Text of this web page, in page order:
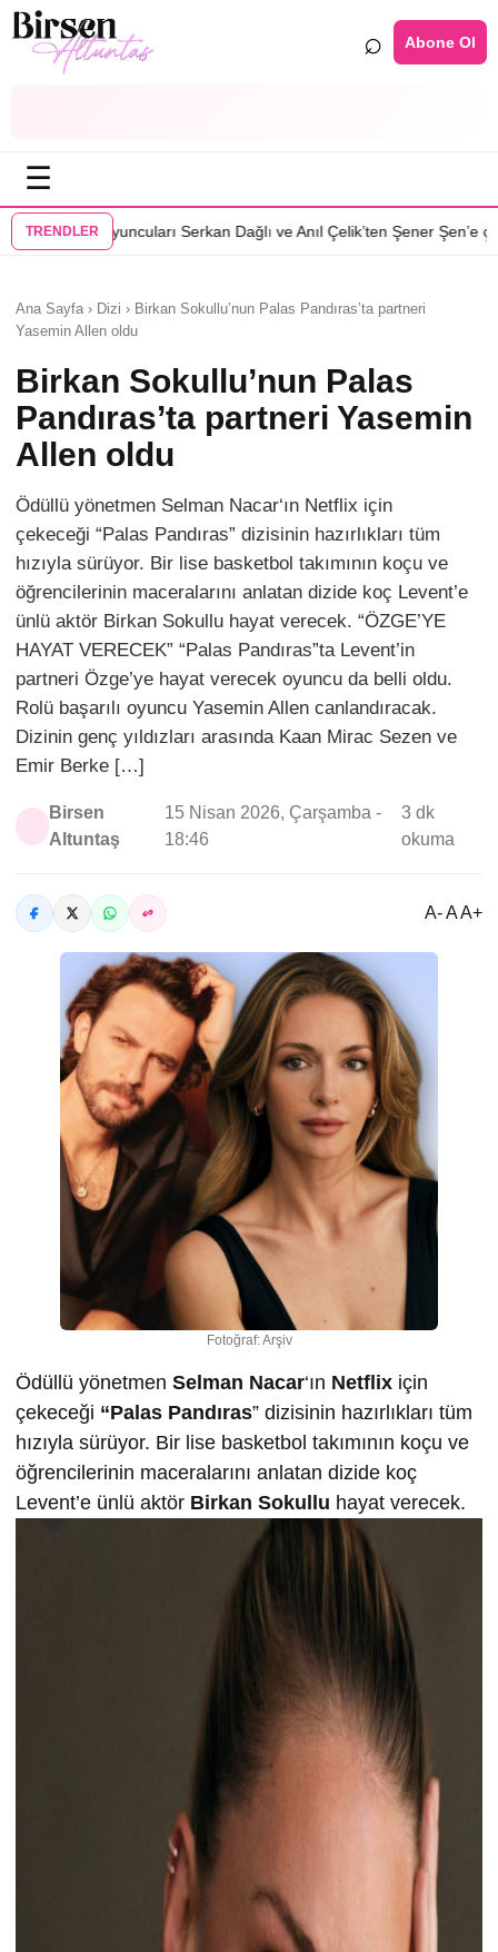
⌕ Abone Ol
☰
TRENDLER
Serkan Dağlı ve Anıl Çelik’ten Şener Şen’e çağrı•Özcan Deniz:
Ana Sayfa › Dizi › Birkan Sokullu’nun Palas Pandıras’ta partneri
Yasemin Allen oldu
Birkan Sokullu’nun Palas
Pandıras’ta partneri Yasemin
Allen oldu
Ödüllü yönetmen Selman Nacar‘ın Netflix için
çekeceği “Palas Pandıras” dizisinin hazırlıkları tüm
hızıyla sürüyor. Bir lise basketbol takımının koçu ve
öğrencilerinin maceralarını anlatan dizide koç Levent’e
ünlü aktör Birkan Sokullu hayat verecek. “ÖZGE’YE
HAYAT VERECEK” “Palas Pandıras”ta Levent’in
partneri Özge’ye hayat verecek oyuncu da belli oldu.
Rolü başarılı oyuncu Yasemin Allen canlandıracak.
Dizinin genç yıldızları arasında Kaan Mirac Sezen ve
Emir Berke […]
Birsen
Altuntaş
15 Nisan 2026, Çarşamba -
18:46
3 dk
okuma
A- A A+
Fotoğraf: Arşiv
Ödüllü yönetmen Selman Nacar‘ın Netflix için
çekeceği “Palas Pandıras” dizisinin hazırlıkları tüm
hızıyla sürüyor. Bir lise basketbol takımının koçu ve
öğrencilerinin maceralarını anlatan dizide koç
Levent’e ünlü aktör Birkan Sokullu hayat verecek.